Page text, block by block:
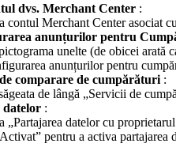
dvs. Merchant Center :
contul Merchant Center asociat
anunțurilor pentru
unelte (de obicei arată
anunțurilor pentru
comparare de cumpărături :
de lângă „Servicii de
:
„Partajarea datelor cu
pentru a activa partajarea